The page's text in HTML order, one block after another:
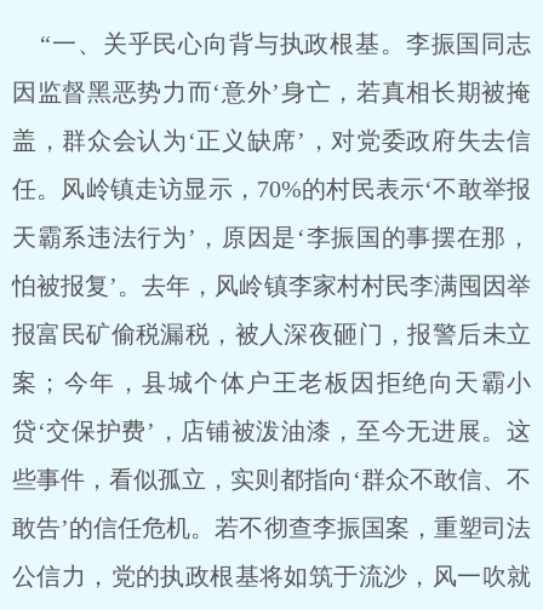
“一、关乎民心向背与执政根基。李振国同志
因监督黑恶势力而‘意外’身亡，若真相长期被掩
盖，群众会认为‘正义缺席’，对党委政府失去信
任。风岭镇走访显示，70%的村民表示‘不敢举报
天霸系违法行为’，原因是‘李振国的事摆在那，
怕被报复’。去年，风岭镇李家村村民李满囤因举
报富民矿偷税漏税，被人深夜砸门，报警后未立
案；今年，县城个体户王老板因拒绝向天霸小
贷‘交保护费’，店铺被泼油漆，至今无进展。这
些事件，看似孤立，实则都指向‘群众不敢信、不
敢告’的信任危机。若不彻查李振国案，重塑司法
公信力，党的执政根基将如筑于流沙，风一吹就